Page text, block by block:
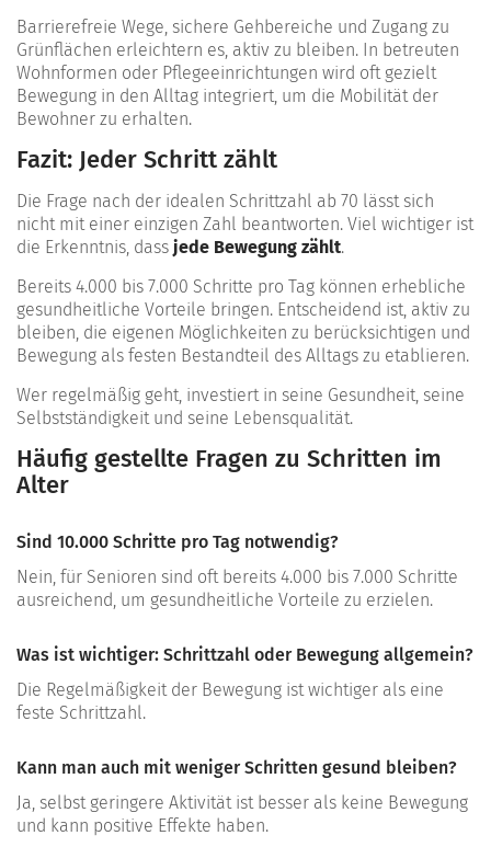
Barrierefreie Wege, sichere Gehbereiche und Zugang zu
Grünflächen erleichtern es, aktiv zu bleiben. In betreuten
Wohnformen oder Pflegeeinrichtungen wird oft gezielt
Bewegung in den Alltag integriert, um die Mobilität der
Bewohner zu erhalten.
Fazit: Jeder Schritt zählt
Die Frage nach der idealen Schrittzahl ab 70 lässt sich
nicht mit einer einzigen Zahl beantworten. Viel wichtiger ist
die Erkenntnis, dass jede Bewegung zählt.
Bereits 4.000 bis 7.000 Schritte pro Tag können erhebliche
gesundheitliche Vorteile bringen. Entscheidend ist, aktiv zu
bleiben, die eigenen Möglichkeiten zu berücksichtigen und
Bewegung als festen Bestandteil des Alltags zu etablieren.
Wer regelmäßig geht, investiert in seine Gesundheit, seine
Selbstständigkeit und seine Lebensqualität.
Häufig gestellte Fragen zu Schritten im
Alter
Sind 10.000 Schritte pro Tag notwendig?
Nein, für Senioren sind oft bereits 4.000 bis 7.000 Schritte
ausreichend, um gesundheitliche Vorteile zu erzielen.
Was ist wichtiger: Schrittzahl oder Bewegung allgemein?
Die Regelmäßigkeit der Bewegung ist wichtiger als eine
feste Schrittzahl.
Kann man auch mit weniger Schritten gesund bleiben?
Ja, selbst geringere Aktivität ist besser als keine Bewegung
und kann positive Effekte haben.